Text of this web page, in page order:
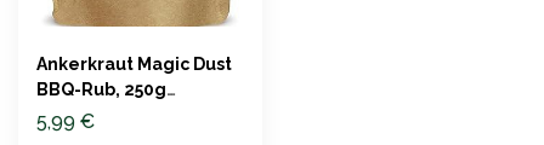
Ankerkraut Magic Dust
BBQ-Rub, 250g
Nachfüllbeutel
5,99 €